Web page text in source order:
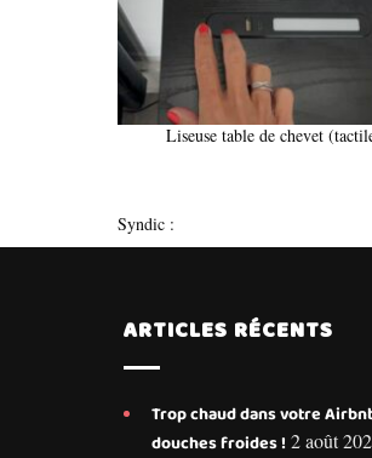
Liseuse table de chevet
Syndic :
ARTICLES RÉCENTS
Trop chaud dans votre
douches froides ! 2 août